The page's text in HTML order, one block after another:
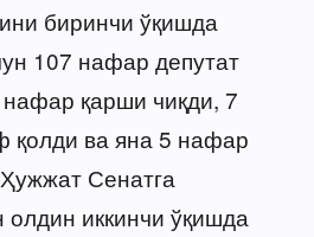
биринчи ўқишда
107 нафар депутат
қарши чиқди, 7
қолди ва яна 5 нафар
Сенатга
иккинчи ўқишда